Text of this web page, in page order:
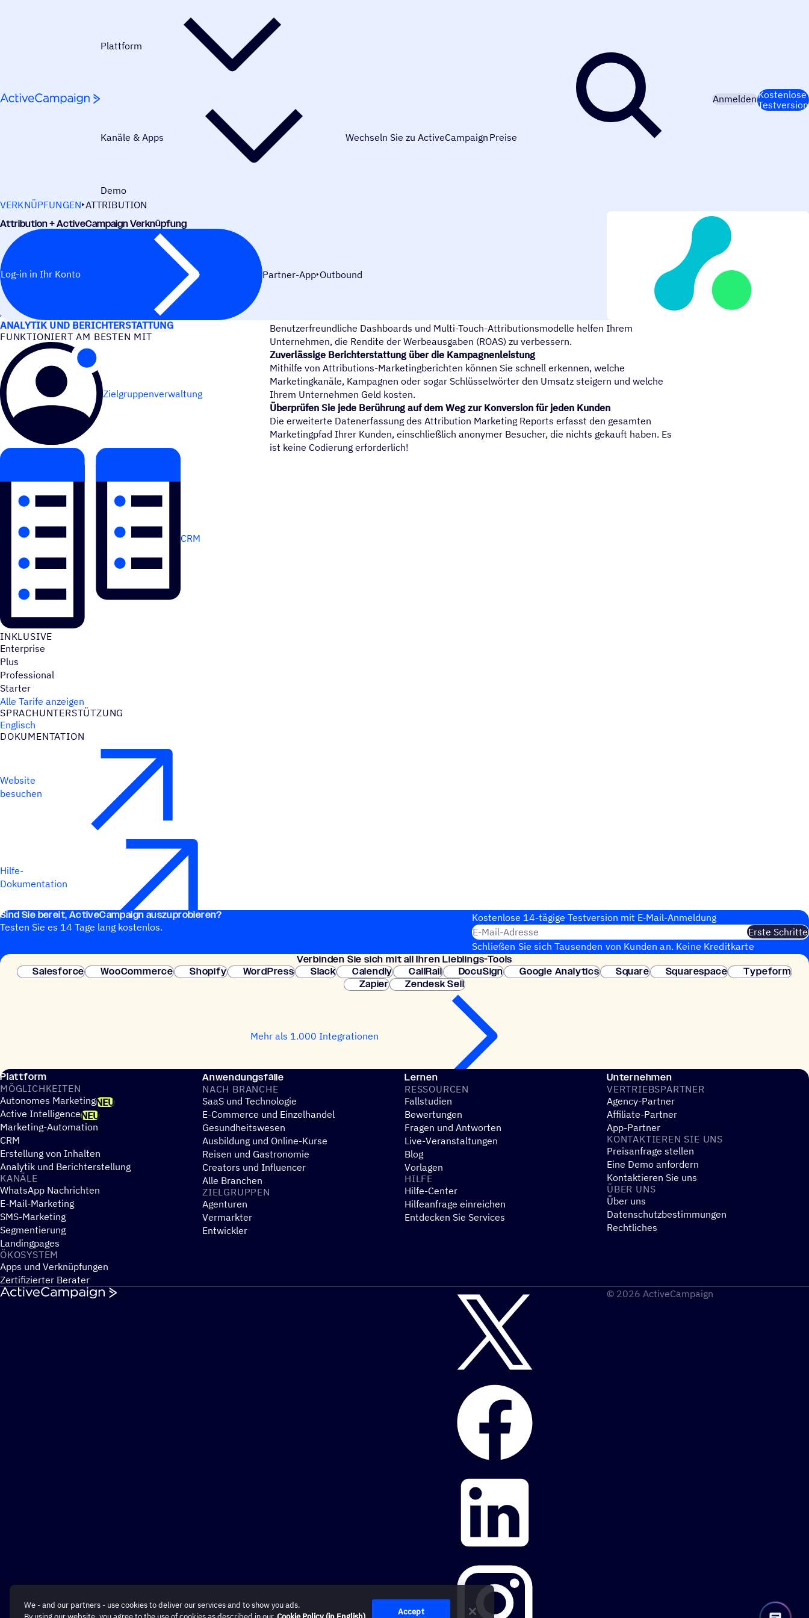
Plattform
Kanäle & Apps Wechseln Sie zu ActiveCampaign Preise
Demo
AnmeldenKostenlose
Testversion
VERKNÜPFUNGEN ATTRIBUTION
Attri­bu­tion + ActiveCampaign Verknüpfung
Log-in in Ihr Konto Partner-App Outbound
ANWEN­DUNGS­FÄLLE
ANALYTIK UND BERICHTERSTATTUNG
FUNK­TIO­NIERT AM BESTEN MIT
Zielgruppenverwaltung
CRM
INKLU­SIVE
Enterprise
Plus
Professional
Starter
Alle Tarife anzeigen
SPRACH­UN­TER­STÜT­ZUNG
Englisch
DOKU­MEN­TA­TION
Website
besuchen
Hilfe-
Dokumentation
Benutzerfreundliche Dashboards und Multi-Touch-Attributionsmodelle helfen Ihrem
Unternehmen, die Rendite der Werbeausgaben (ROAS) zu verbessern.
Zuverlässige Berichterstattung über die Kampagnenleistung
Mithilfe von Attributions-Marketingberichten können Sie schnell erkennen, welche
Marketingkanäle, Kampagnen oder sogar Schlüsselwörter den Umsatz steigern und welche
Ihrem Unternehmen Geld kosten.
Überprüfen Sie jede Berührung auf dem Weg zur Konversion für jeden Kunden
Die erweiterte Datenerfassung des Attribution Marketing Reports erfasst den gesamten
Marketingpfad Ihrer Kunden, einschließlich anonymer Besucher, die nichts gekauft haben. Es
ist keine Codierung erforderlich!
Sind Sie bereit, ActiveCampaign auszuprobieren?
Testen Sie es 14 Tage lang kostenlos.
Kosten­lose 14-tägige Test­ver­sion mit E‑Mail-Anmel­dung
E-Mail-Adresse
Erste Schritte
Schließen Sie sich Tausenden von Kunden an. Keine Kreditkarte
erforderlich. Sofortige Einrichtung.
Verbin­den Sie sich mit all Ihren Lieblings-Tools
Salesforce
WooCommerce Shopify WordPress Slack Calendly CallRail DocuSign Google Analytics Square Squarespace
Typeform
Zapier
Zendesk Sell
Mehr als 1.000 Integrationen
Plattform
MÖGLICH­KEI­TEN
Autonomes MarketingNEU
Active IntelligenceNEU
Marketing-Automation
CRM
Erstellung von Inhalten
Analytik und Berichterstellung
KANÄLE
WhatsApp Nachrichten
E-Mail-Marketing
SMS-Marketing
Segmentierung
Landingpages
ÖKOSYS­TEM
Apps und Verknüpfungen
Zertifizierter Berater
Anwendungsfälle
NACH BRANCHE
SaaS und Technologie
E-Commerce und Einzelhandel
Gesundheitswesen
Ausbildung und Online-Kurse
Reisen und Gastronomie
Creators und Influencer
Alle Branchen
ZIEL­GRUP­PEN
Agenturen
Vermarkter
Entwickler
Lernen
RESSOUR­CEN
Fallstudien
Bewertungen
Fragen und Antworten
Live-Veranstaltungen
Blog
Vorlagen
HILFE
Hilfe-Center
Hilfeanfrage einreichen
Entdecken Sie Services
Unternehmen
VERTRIEBS­PART­NER
Agency-Partner
Affiliate-Partner
App-Partner
KONTAK­TIE­REN SIE UNS
Preisanfrage stellen
Eine Demo anfordern
Kontaktieren Sie uns
ÜBER UNS
Über uns
Datenschutzbestimmungen
Rechtliches
© 2026 ActiveCampaign
We - and our partners - use cookies to deliver our services and to show you ads.
Accept